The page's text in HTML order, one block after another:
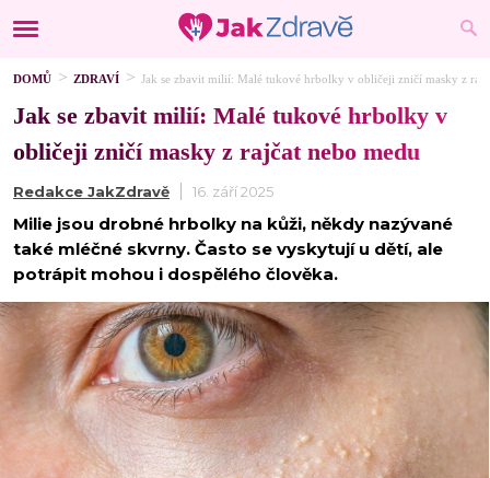
DOMŮ ZDRAVÍ Jak se zbavit milií: Malé tukové hrbolky v obličeji zničí masky z
Jak se zbavit milií: Malé tukové hrbolky v
obličeji zničí masky z rajčat nebo medu
Redakce JakZdravě 16. září 2025
Milie jsou drobné hrbolky na kůži, někdy nazývané
také mléčné skvrny. Často se vyskytují u dětí, ale
potrápit mohou i dospělého člověka.